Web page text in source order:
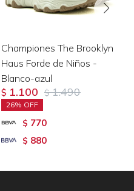
Championes The Brooklyn
Haus Forde de Niños -
Blanco-azul
$ 1.100 $ 1.490
26
$ 770
$ 880